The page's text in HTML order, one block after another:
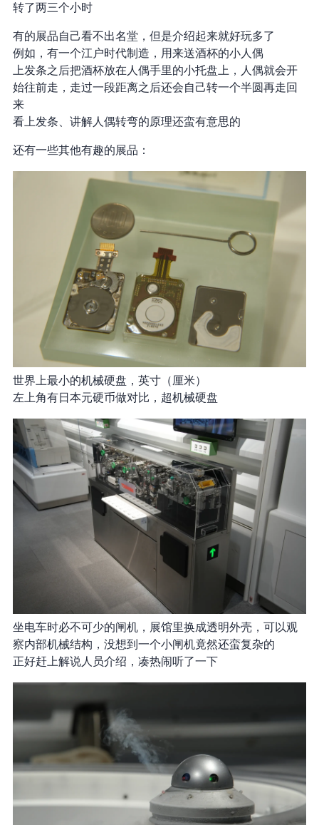
转了两三个小时
有的展品自己看不出名堂，但是 staff 介绍起来就好玩多了
例如，有一个江户时代制造，用来送酒杯的小人偶
上发条之后把酒杯放在人偶手里的小托盘上，人偶就会开
始往前走，走过一段距离之后还会自己转一个半圆再走回
来
看 staff 上发条、讲解人偶转弯的原理还蛮有意思的
还有一些其他有趣的展品：
世界上最小的机械硬盘，0.85 英寸（2.16 厘米）
左上角有日本 100 元硬币做对比，超 mini 机械硬盘
坐电车时必不可少的闸机，展馆里换成透明外壳，可以观
察内部机械结构，没想到一个小闸机竟然还蛮复杂的
正好赶上解说人员介绍，凑热闹听了一下